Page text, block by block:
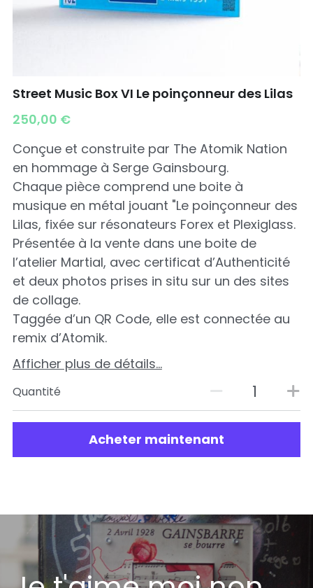
Street Music Box VI Le poinçonneur des Lilas
250,00 €
Conçue et construite par The Atomik Nation
en hommage à Serge Gainsbourg.
Chaque pièce comprend une boite à
musique en métal jouant "Le poinçonneur des
Lilas, fixée sur résonateurs Forex et Plexiglass.
Présentée à la vente dans une boite de
l’atelier Martial, avec certificat d’Authenticité
et deux photos prises in situ sur un des sites
de collage.
Taggée d’un QR Code, elle est connectée au
remix d’Atomik.
Afficher plus de détails...
Quantité
Acheter maintenant